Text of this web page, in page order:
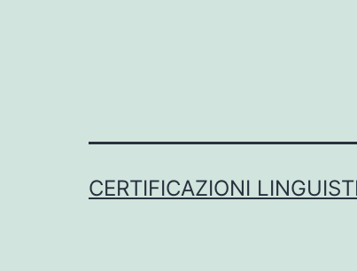
CERTIFICAZIONI